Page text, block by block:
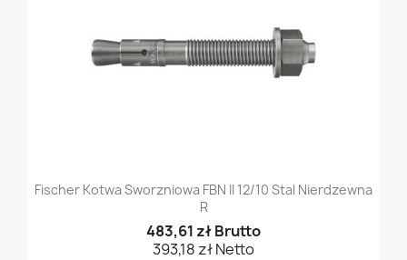
Fischer Kotwa Sworzniowa FBN II 12/10 Stal Nierdzewna
R
483,61 zł Brutto
393,18 zł Netto